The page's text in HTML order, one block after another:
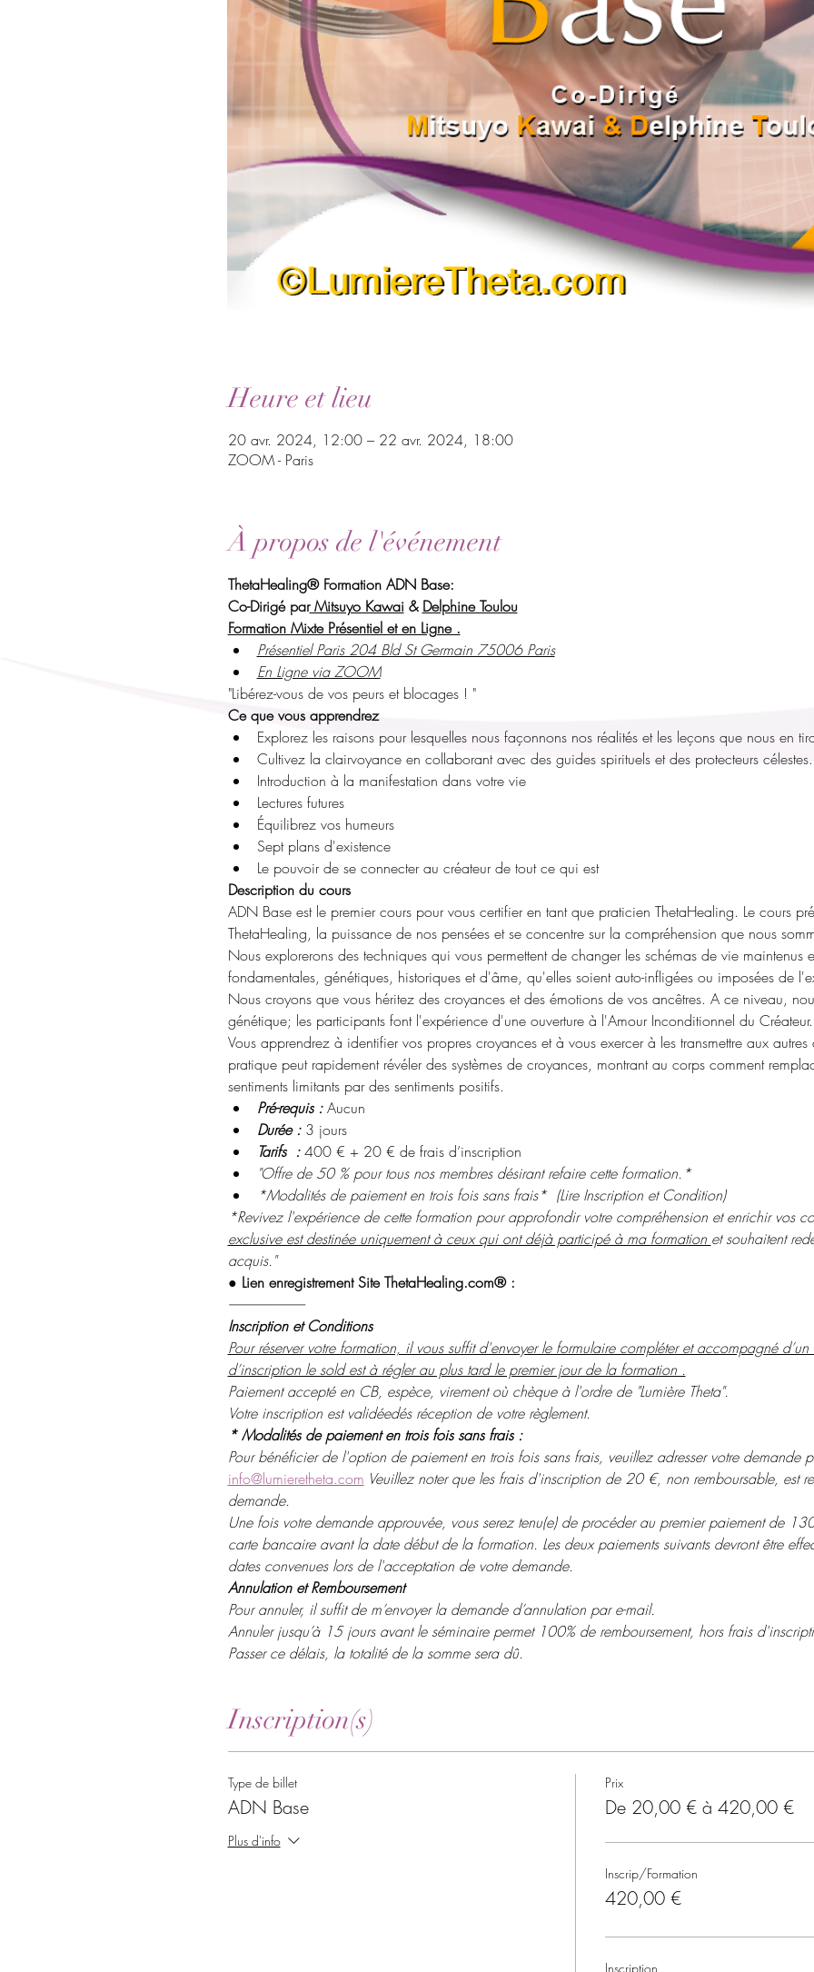
Heure et lieu
20 avr. 2024, 12:00 – 22 avr. 2024, 18:00
ZOOM - Paris
À propos de l'événement
ThetaHealing® Formation ADN Base:
Co-Dirigé par Mitsuyo Kawai & Delphine Toulou
Formation Mixte Présentiel et en Ligne .
Présentiel Paris 204 Bld St Germain 75006 Paris
En Ligne via ZOOM
"Libérez-vous de vos peurs et blocages ! "
Ce que vous apprendrez
Explorez les raisons pour lesquelles nous façonnons nos réalités et les leçons que nous en
Cultivez la clairvoyance en collaborant avec des guides spirituels et des protecteurs célestes.
Introduction à la manifestation dans votre vie
Lectures futures
Équilibrez vos humeurs
Sept plans d'existence
Le pouvoir de se connecter au créateur de tout ce qui est
Description du cours
ADN Base est le premier cours pour vous certifier en tant que praticien ThetaHealing. Le cours
ThetaHealing, la puissance de nos pensées et se concentre sur la compréhension que nous
Nous explorerons des techniques qui vous permettent de changer les schémas de vie
fondamentales, génétiques, historiques et d'âme, qu'elles soient auto-infligées ou imposées de
Nous croyons que vous héritez des croyances et des émotions de vos ancêtres. A ce niveau,
génétique; les participants font l'expérience d'une ouverture à l'Amour Inconditionnel du Créateur.
Vous apprendrez à identifier vos propres croyances et à vous exercer à les transmettre aux
pratique peut rapidement révéler des systèmes de croyances, montrant au corps comment
sentiments limitants par des sentiments positifs.
Pré-requis : Aucun
Durée : 3 jours
Tarifs  : 400 € + 20 € de frais d’inscription
"Offre de 50 % pour tous nos membres désirant refaire cette formation.*
*Modalités de paiement en trois fois sans frais*  (Lire Inscription et Condition)
*Revivez l'expérience de cette formation pour approfondir votre compréhension et enrichir vos
exclusive est destinée uniquement à ceux qui ont déjà participé à ma formation et souhaitent
acquis."
● Lien enregistrement Site ThetaHealing.com® :
----------------------------
Inscription et Conditions
Pour réserver votre formation, il vous suffit d'envoyer le formulaire compléter et accompagné
d’inscription le sold est à régler au plus tard le premier jour de la formation .
Paiement accepté en CB, espèce, virement où chèque à l'ordre de "Lumière Theta".
Votre inscription est validéedés réception de votre règlement.
* Modalités de paiement en trois fois sans frais :
Pour bénéficier de l'option de paiement en trois fois sans frais, veuillez adresser votre demande
info@lumieretheta.com Veuillez noter que les frais d'inscription de 20 €, non remboursable, est
demande.
Une fois votre demande approuvée, vous serez tenu(e) de procéder au premier paiement de
carte bancaire avant la date début de la formation. Les deux paiements suivants devront être
dates convenues lors de l'acceptation de votre demande.
Annulation et Remboursement
Pour annuler, il suffit de m’envoyer la demande d’annulation par e-mail.
Annuler jusqu’à 15 jours avant le séminaire permet 100% de remboursement, hors frais
Passer ce délais, la totalité de la somme sera dû.
Inscription(s)
Type de billet
ADN Base
Plus d'info
Prix
De 20,00 € à 420,00 €
Inscrip/Formation
420,00 €
Inscription